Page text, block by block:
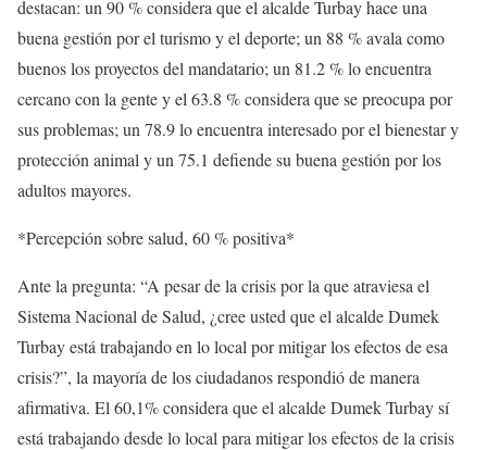
destacan: un 90 % considera que el alcalde Turbay hace una
buena gestión por el turismo y el deporte; un 88 % avala como
buenos los proyectos del mandatario; un 81.2 % lo encuentra
cercano con la gente y el 63.8 % considera que se preocupa por
sus problemas; un 78.9 lo encuentra interesado por el bienestar y
protección animal y un 75.1 defiende su buena gestión por los
adultos mayores.
*Percepción sobre salud, 60 % positiva*
Ante la pregunta: “A pesar de la crisis por la que atraviesa el
Sistema Nacional de Salud, ¿cree usted que el alcalde Dumek
Turbay está trabajando en lo local por mitigar los efectos de esa
crisis?”, la mayoría de los ciudadanos respondió de manera
afirmativa. El 60,1% considera que el alcalde Dumek Turbay sí
está trabajando desde lo local para mitigar los efectos de la crisis